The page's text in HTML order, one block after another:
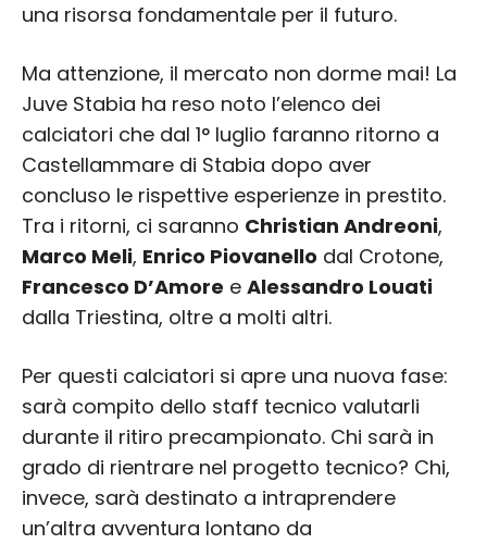
una risorsa fondamentale per il futuro.
Ma attenzione, il mercato non dorme mai! La
Juve Stabia ha reso noto l’elenco dei
calciatori che dal 1° luglio faranno ritorno a
Castellammare di Stabia dopo aver
concluso le rispettive esperienze in prestito.
Tra i ritorni, ci saranno Christian Andreoni,
Marco Meli, Enrico Piovanello dal Crotone,
Francesco D’Amore e Alessandro Louati
dalla Triestina, oltre a molti altri.
Per questi calciatori si apre una nuova fase:
sarà compito dello staff tecnico valutarli
durante il ritiro precampionato. Chi sarà in
grado di rientrare nel progetto tecnico? Chi,
invece, sarà destinato a intraprendere
un’altra avventura lontano da